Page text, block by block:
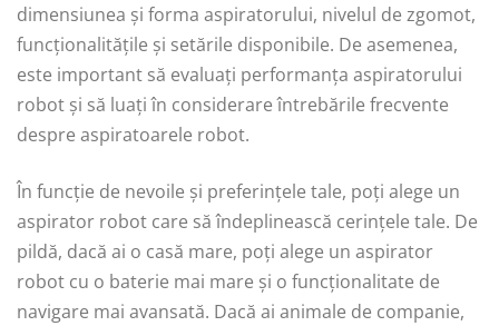
dimensiunea și forma aspiratorului, nivelul de zgomot,
funcționalitățile și setările disponibile. De asemenea,
este important să evaluați performanța aspiratorului
robot și să luați în considerare întrebările frecvente
despre aspiratoarele robot.
În funcție de nevoile și preferințele tale, poți alege un
aspirator robot care să îndeplinească cerințele tale. De
pildă, dacă ai o casă mare, poți alege un aspirator
robot cu o baterie mai mare și o funcționalitate de
navigare mai avansată. Dacă ai animale de companie,